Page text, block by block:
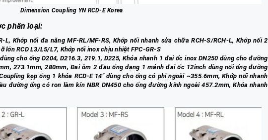
Dimension Coupling YN RCD-E Korea
phân loại:
L, Khớp nối đa năng MF-RL/MF-RS, Khớp nối nhanh sửa chữa RCH-S/RCH-L, Khớp nối 2
lớn RCD L3/L5/L7, Khớp nối inox chịu nhiệt FPC-GR-S
cho ống D204, D216.3, 219.1, D225, Khóa nhanh 1 đai ốc inox DN250 dùng cho đường
273.1mm, 280mm, Đai ôm 2 đầu ống dạng 1 mảnh đai ốc 12inch dùng nối ống đường
kẹp ống 1 khóa RCD-E 14" dùng cho ống có phi ngoài ~355.6mm, Khớp nối nhanh
đường ống có ron làm kín NBR DN450 cho ống đường kính ngoài 457.2mm, Khóa nhanh